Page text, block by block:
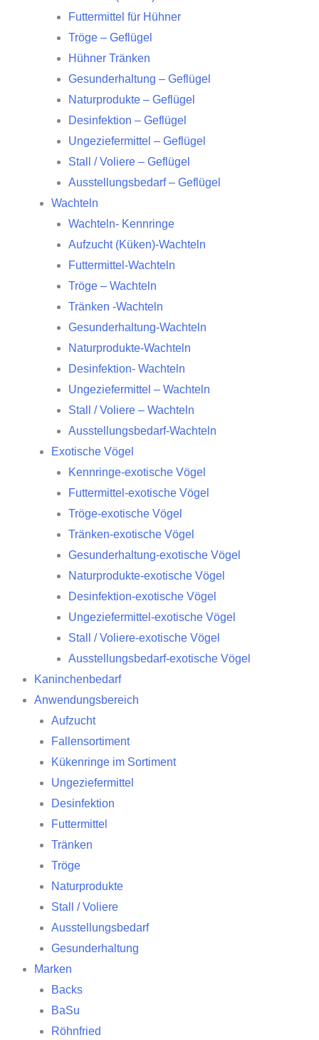
Futtermittel für Hühner
Tröge – Geflügel
Hühner Tränken
Gesunderhaltung – Geflügel
Naturprodukte – Geflügel
Desinfektion – Geflügel
Ungeziefermittel – Geflügel
Stall / Voliere – Geflügel
Ausstellungsbedarf – Geflügel
Wachteln
Wachteln- Kennringe
Aufzucht (Küken)-Wachteln
Futtermittel-Wachteln
Tröge – Wachteln
Tränken -Wachteln
Gesunderhaltung-Wachteln
Naturprodukte-Wachteln
Desinfektion- Wachteln
Ungeziefermittel – Wachteln
Stall / Voliere – Wachteln
Ausstellungsbedarf-Wachteln
Exotische Vögel
Kennringe-exotische Vögel
Futtermittel-exotische Vögel
Tröge-exotische Vögel
Tränken-exotische Vögel
Gesunderhaltung-exotische Vögel
Naturprodukte-exotische Vögel
Desinfektion-exotische Vögel
Ungeziefermittel-exotische Vögel
Stall / Voliere-exotische Vögel
Ausstellungsbedarf-exotische Vögel
Kaninchenbedarf
Anwendungsbereich
Aufzucht
Fallensortiment
Kükenringe im Sortiment
Ungeziefermittel
Desinfektion
Futtermittel
Tränken
Tröge
Naturprodukte
Stall / Voliere
Ausstellungsbedarf
Gesunderhaltung
Marken
Backs
BaSu
Röhnfried